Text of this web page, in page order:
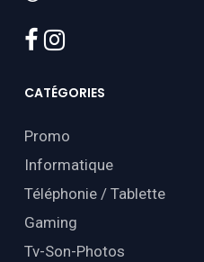
facebook
instagram
CATÉGORIES
Promo
Informatique
Téléphonie / Tablette
Gaming
Tv-Son-Photos